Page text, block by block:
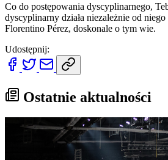
Co do postępowania dyscyplinarnego,
dyscyplinarny działa niezależnie od
Florentino Pérez, doskonale o tym wie.
Udostępnij:
Ostatnie aktualności